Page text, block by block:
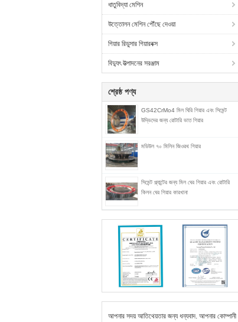
ধাতুবিদ্যা মেশিন
উত্তোলন মেশিন পৌঁছে দেওয়া
গিয়ার রিডুসার গিয়ারবক্স
বিদ্যুৎ উত্পাদনের সরঞ্জাম
শ্রেষ্ঠ পণ্য
GS42CrMo4 মিল ঘিরি গিয়ার এবং সিমেন্ট
উদ্ভিদের জন্য রোটারি ভাত গিয়ার
মডিউল ৭০ মিলিন জিওরথ গিয়ার
সিমেন্ট প্ল্যান্টের জন্য মিল ঘের গিয়ার এবং রোটারি
কিলন ঘের গিয়ার কারখানা
আপনার সদয় আতিথেয়তার জন্য ধন্যবাদ. আপনার কোম্পানী